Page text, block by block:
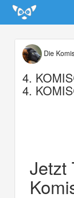
Update cookies preferences
Die
4.
4.
Jetzt